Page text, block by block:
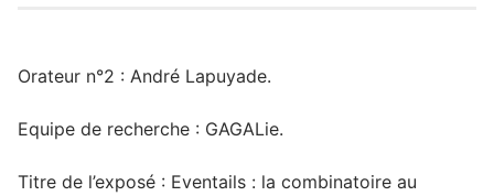
Orateur n°2 : André Lapuyade.
Equipe de recherche : GAGALie.
Titre de l’exposé : Eventails : la combinatoire au